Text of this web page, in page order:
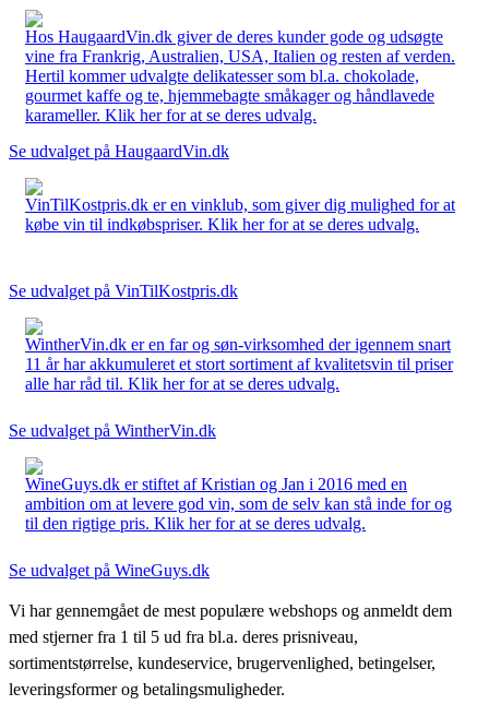
Hos HaugaardVin.dk giver de deres kunder gode og udsøgte
vine fra Frankrig, Australien, USA, Italien og resten af verden.
Hertil kommer udvalgte delikatesser som bl.a. chokolade,
gourmet kaffe og te, hjemmebagte småkager og håndlavede
karameller. Klik her for at se deres udvalg.
Se udvalget på HaugaardVin.dk
VinTilKostpris.dk er en vinklub, som giver dig mulighed for at
købe vin til indkøbspriser. Klik her for at se deres udvalg.
Se udvalget på VinTilKostpris.dk
WintherVin.dk er en far og søn-virksomhed der igennem snart
11 år har akkumuleret et stort sortiment af kvalitetsvin til priser
alle har råd til. Klik her for at se deres udvalg.
Se udvalget på WintherVin.dk
WineGuys.dk er stiftet af Kristian og Jan i 2016 med en
ambition om at levere god vin, som de selv kan stå inde for og
til den rigtige pris. Klik her for at se deres udvalg.
Se udvalget på WineGuys.dk
Vi har gennemgået de mest populære webshops og anmeldt dem
med stjerner fra 1 til 5 ud fra bl.a. deres prisniveau,
sortimentstørrelse, kundeservice, brugervenlighed, betingelser,
leveringsformer og betalingsmuligheder.